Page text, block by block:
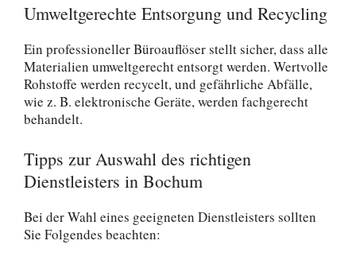
Umweltgerechte Entsorgung und Recycling
Ein professioneller Büroauflöser stellt sicher, dass alle
Materialien umweltgerecht entsorgt werden. Wertvolle
Rohstoffe werden recycelt, und gefährliche Abfälle,
wie z. B. elektronische Geräte, werden fachgerecht
behandelt.
Tipps zur Auswahl des richtigen
Dienstleisters in Bochum
Bei der Wahl eines geeigneten Dienstleisters sollten
Sie Folgendes beachten: